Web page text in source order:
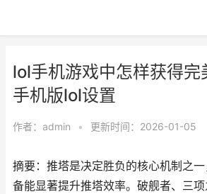
lol手机游戏中怎样获得完
手机版lol设置
作者： admin • 更新时间：2026-01-05
摘要：推塔是决定胜负的核心机制之
备能显著提升推塔效率。破舰者、三